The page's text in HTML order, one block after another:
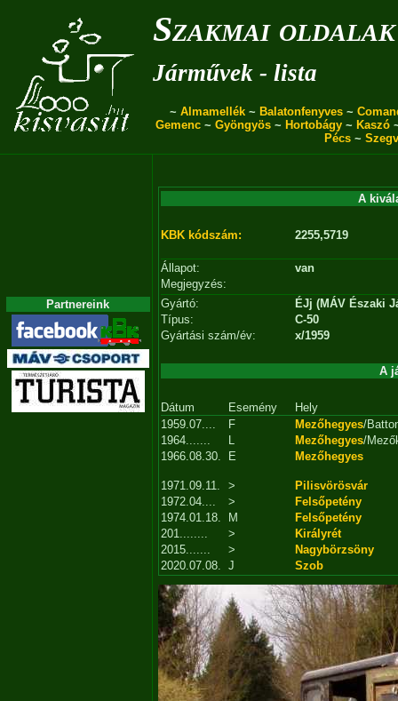
Szakmai oldalak
Járművek - lista
~ Almamellék ~ Balatonfenyves ~
Gemenc ~ Gyöngyös ~ Hortobágy ~ Kaszó
Pécs ~
Partnereink
A
KBK kódszám: 2255,5719
Állapot:
van
Megjegyzés:
Gyártó:
ÉJj (MÁV Északi
Típus:
C-50
Gyártási szám/év:
x/1959
A
Dátum Esemény
Hely
1959.07....
F Mezőhegyes/
1964.......
L Mezőhegyes/
1966.08.30.
E Mezőhegyes
1971.09.11. >
Pilisvörösvár
1972.04....
>
Felsőpetény
1974.01.18.
M
Felsőpetény
201........
>
Királyrét
2015.......
>
Nagybörzsöny
2020.07.08. J Szob